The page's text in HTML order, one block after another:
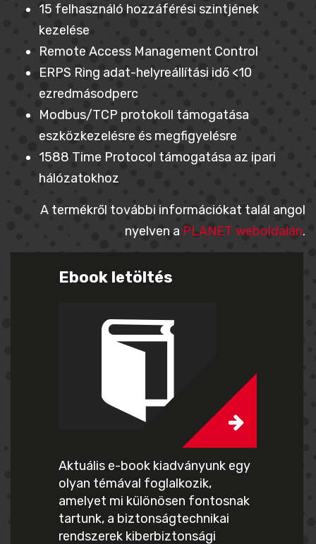
Ebook letöltés
Aktuális e-book kiadványunk egy
olyan témával foglalkozik,
amelyet mi különösen fontosnak
tartunk, a biztonságtechnikai
rendszerek kiberbiztonsági
15 felhasználó hozzáférési szintjének
kezelése
Remote Access Management Control
ERPS Ring adat-helyreállítási idő <10
ezredmásodperc
Modbus/TCP protokoll támogatása
eszközkezelésre és megfigyelésre
1588 Time Protocol támogatása az ipari
hálózatokhoz
A termékről további információkat talál angol
nyelven a PLANET weboldalán.